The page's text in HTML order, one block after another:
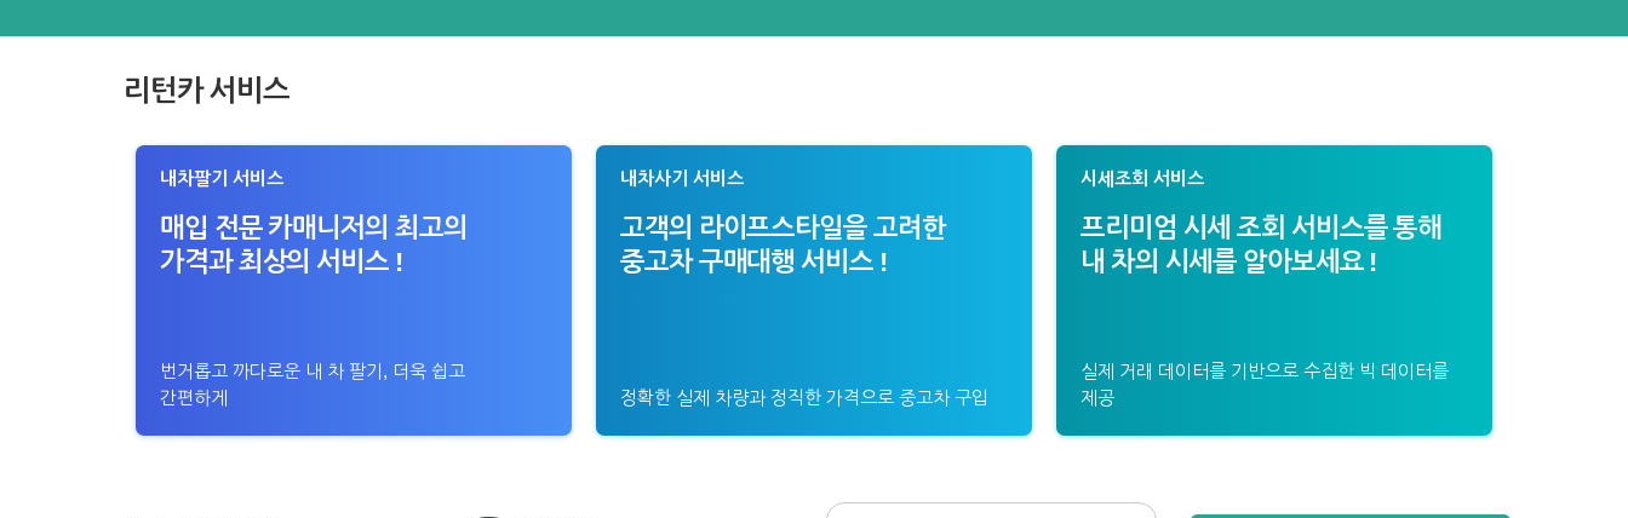
리턴카 서비스
내차팔기 서비스
매입 전문 카매니저의 최고의
가격과 최상의 서비스 !
번거롭고 까다로운 내 차 팔기, 더욱 쉽고
간편하게
내차사기 서비스
고객의 라이프스타일을 고려한
중고차 구매대행 서비스 !
정확한 실제 차량과 정직한 가격으로 중고차 구입
시세조회 서비스
프리미엄 시세 조회 서비스를 통해
내 차의 시세를 알아보세요 !
실제 거래 데이터를 기반으로 수집한 빅 데이터를
제공